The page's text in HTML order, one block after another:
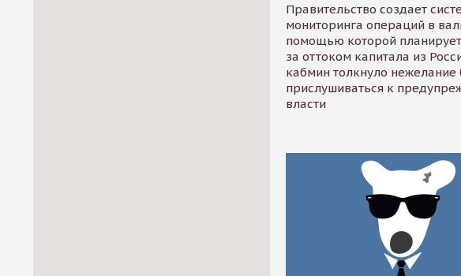
Правительство создает
мониторинга операций в
помощью которой
за оттоком капитала из
кабмин толкнуло нежелание
прислушиваться к
власти